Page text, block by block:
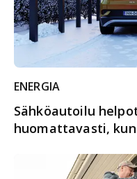
ENERGIA
Sähköautoilu
huomattavasti,